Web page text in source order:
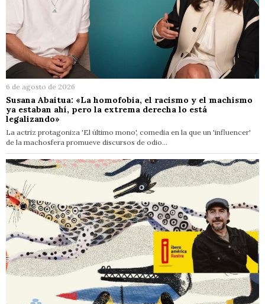
6 de agosto de 2026
Susana Abaitua: «La homofobia, el racismo y el machismo
ya estaban ahí, pero la extrema derecha lo está
legalizando»
La actriz protagoniza 'El último mono', comedia en la que un 'influencer'
de la machosfera promueve discursos de odio…